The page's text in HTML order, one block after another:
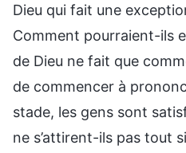
Dieu qui fait une
Comment pourraient-ils
de Dieu ne fait que
de commencer à
stade, les gens sont
ne s’attirent-ils pas tout